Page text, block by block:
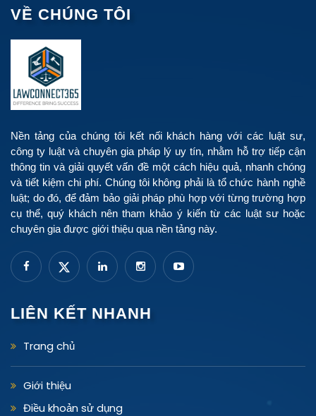
VỀ CHÚNG TÔI
Nền tảng của chúng tôi kết nối khách hàng với các luật sư,
công ty luật và chuyên gia pháp lý uy tín, nhằm hỗ trợ tiếp cận
thông tin và giải quyết vấn đề một cách hiệu quả, nhanh chóng
và tiết kiệm chi phí. Chúng tôi không phải là tổ chức hành nghề
luật; do đó, để đảm bảo giải pháp phù hợp với từng trường hợp
cụ thể, quý khách nên tham khảo ý kiến từ các luật sư hoặc
chuyên gia được giới thiệu qua nền tảng này.
LIÊN KẾT NHANH
Trang chủ
Giới thiệu
Điều khoản sử dụng